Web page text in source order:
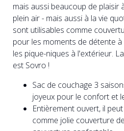
mais aussi beaucoup de plaisir
plein air - mais aussi à la vie
sont utilisables comme
pour les moments de détente
les pique-niques à l'extérieur.
est Sovro !
Sac de couchage 3
joyeux pour le confort et
Entièrement ouvert, il
comme jolie couverture